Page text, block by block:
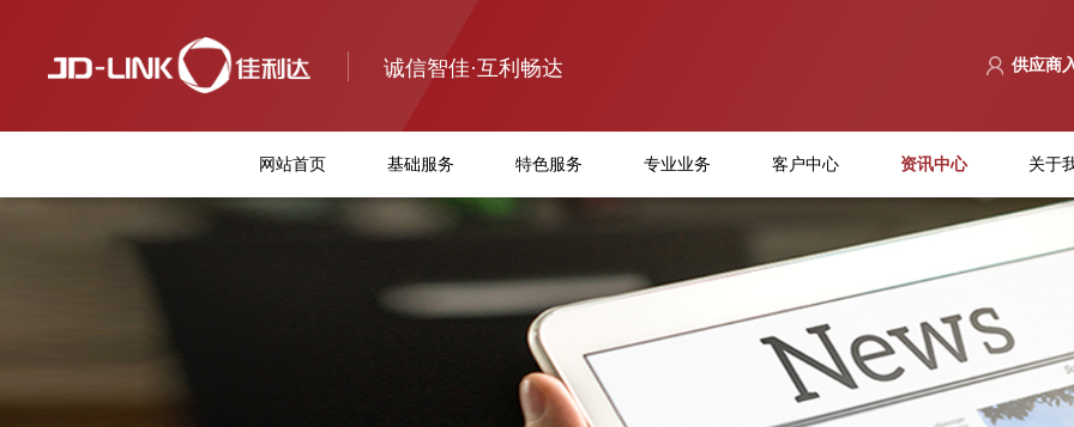
诚信智佳·互利畅达 供应商
网站首页 基础服务 特色服务 专业业务 客户中心 资讯中心 关于